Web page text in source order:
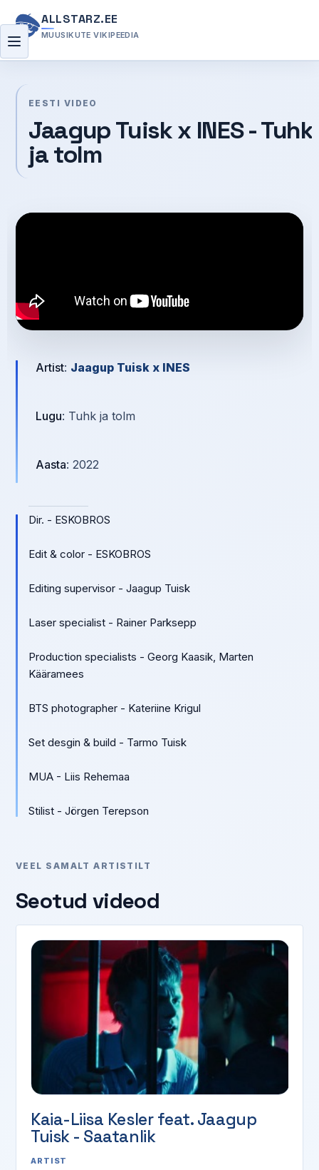
ALLSTARZ.EE
MUUSIKUTE VIKIPEEDIA
Menüü
EESTI VIDEO
Jaagup Tuisk x INES - Tuhk
ja tolm
Artist: Jaagup Tuisk x INES
Lugu: Tuhk ja tolm
Aasta: 2022
Dir. - ESKOBROS
Edit & color - ESKOBROS
Editing supervisor - Jaagup Tuisk
Laser specialist - Rainer Parksepp
Production specialists - Georg Kaasik, Marten
Kääramees
BTS photographer - Kateriine Krigul
Set desgin & build - Tarmo Tuisk
MUA - Liis Rehemaa
Stilist - Jörgen Terepson
VEEL SAMALT ARTISTILT
Seotud videod
Kaia-Liisa Kesler feat. Jaagup
Tuisk - Saatanlik
ARTIST